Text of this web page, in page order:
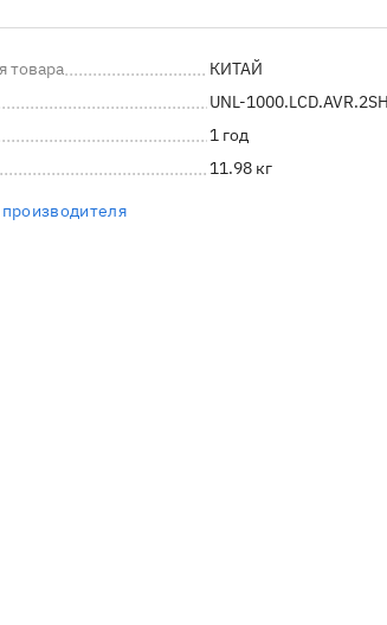
товара
КИТАЙ
UNL-
1 год
11.98 кг